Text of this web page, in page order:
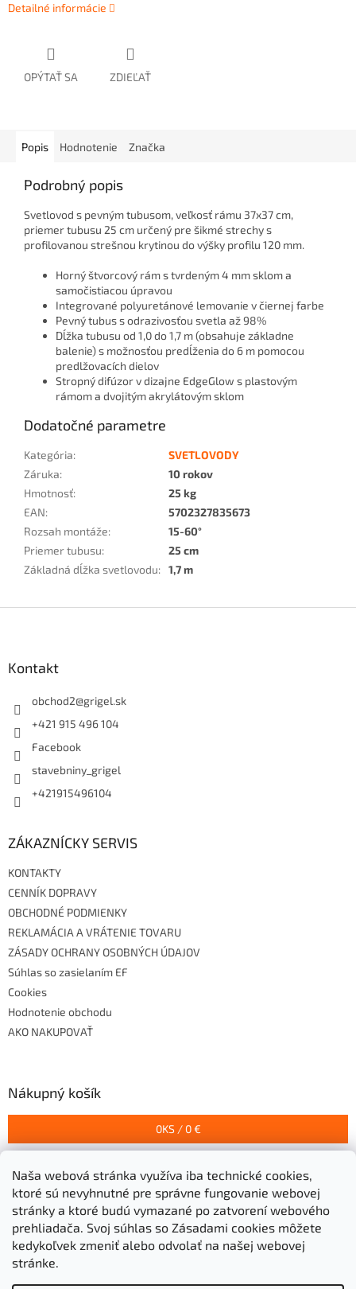
Naša webová stránka využíva iba technické cookies,
ktoré sú nevyhnutné pre správne fungovanie webovej
stránky a ktoré budú vymazané po zatvorení webového
prehliadača. Svoj súhlas so Zásadami cookies môžete
kedykoľvek zmeniť alebo odvolať na našej webovej
stránke.
Detailné informácie
OPÝTAŤ SA ZDIEĽAŤ
Popis Hodnotenie Značka
Podrobný popis
Svetlovod s pevným tubusom, veľkosť rámu 37x37 cm,
priemer tubusu 25 cm určený pre šikmé strechy s
profilovanou strešnou krytinou do výšky profilu 120 mm.
Horný štvorcový rám s tvrdeným 4 mm sklom a
samočistiacou úpravou
Integrované polyuretánové lemovanie v čiernej farbe
Pevný tubus s odrazivosťou svetla až 98%
Dĺžka tubusu od 1,0 do 1,7 m (obsahuje základne
balenie) s možnosťou predĺženia do 6 m pomocou
predlžovacích dielov
Stropný difúzor v dizajne EdgeGlow s plastovým
rámom a dvojitým akrylátovým sklom
Dodatočné parametre
Kategória:
SVETLOVODY
Záruka:
10 rokov
Hmotnosť:
25 kg
EAN:
5702327835673
Rozsah montáže:
15-60°
Priemer tubusu:
25 cm
Základná dĺžka svetlovodu: 1,7 m
Kontakt
obchod2@grigel.sk
+421 915 496 104
Facebook
stavebniny_grigel
+421915496104
ZÁKAZNÍCKY SERVIS
KONTAKTY
CENNÍK DOPRAVY
OBCHODNÉ PODMIENKY
REKLAMÁCIA A VRÁTENIE TOVARU
ZÁSADY OCHRANY OSOBNÝCH ÚDAJOV
Súhlas so zasielaním EF
Cookies
Hodnotenie obchodu
AKO NAKUPOVAŤ
Nákupný košík
0KS / 0 €
Prijímame online platby